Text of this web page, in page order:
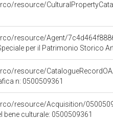
resource/
resource/Agent/
per il Patrimonio Storico
resource/
n: 0500509361
resource/Acquisition/
bene culturale: 0500509361